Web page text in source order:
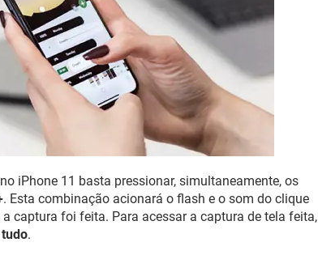
iPhone 11 basta pressionar, simultaneamente, os
. Esta combinação acionará o flash e o som do clique
captura foi feita. Para acessar a captura de tela feita,
.